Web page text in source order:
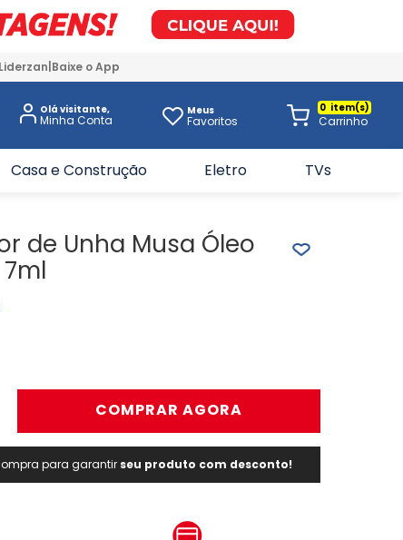
Baixe o App
Olá visitante, Meus
Favoritos
0
Casa e Construção Eletro TVs
de Unha Musa Óleo
COMPRAR AGORA
para garantir seu produto com desconto!